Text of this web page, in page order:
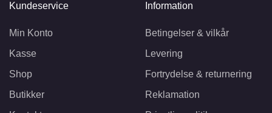
Kundeservice
Min Konto
Kasse
Shop
Butikker
Information
Betingelser & vilkår
Levering
Fortrydelse & returnering
Reklamation